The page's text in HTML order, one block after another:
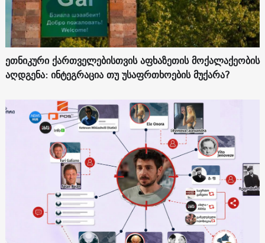
ეთნიკური ქართველებისთვის აფხაზეთის მოქალაქეობის
აღდგენა: ინტეგრაცია თუ უსაფრთხოების მუქარა?